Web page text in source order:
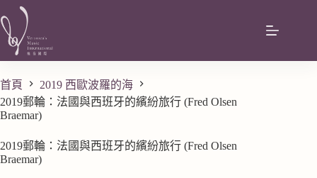
首頁
2019 西歐波羅的海
2019郵輪：法國與西班牙的繽紛旅行 (Fred Olsen
Braemar)
2019郵輪：法國與西班牙的繽紛旅行 (Fred Olsen
Braemar)